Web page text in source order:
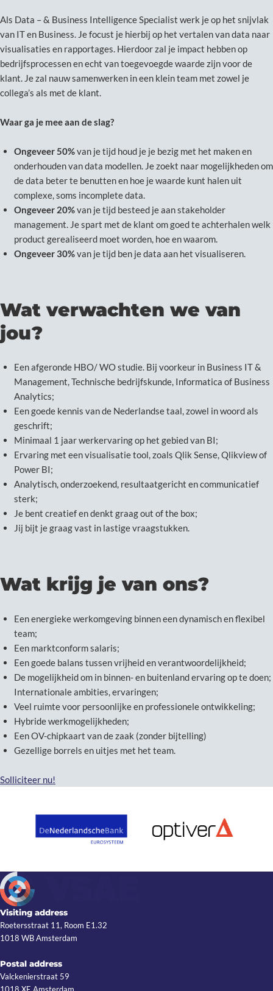
Als Data – & Business Intelligence Specialist werk je op het snijvlak
van IT en Business. Je focust je hierbij op het vertalen van data naar
visualisaties en rapportages. Hierdoor zal je impact hebben op
bedrijfsprocessen en echt van toegevoegde waarde zijn voor de
klant. Je zal nauw samenwerken in een klein team met zowel je
collega’s als met de klant.
Waar ga je mee aan de slag?
Ongeveer 50%van je tijd houd je je bezig met het maken en
onderhouden van data modellen. Je zoekt naar mogelijkheden om
de data beter te benutten en hoe je waarde kunt halen uit
complexe, soms incomplete data.
Ongeveer 20%van je tijd besteed je aan stakeholder
management. Je spart met de klant om goed te achterhalen welk
product gerealiseerd moet worden, hoe en waarom.
Ongeveer 30%van je tijd ben je data aan het visualiseren.
Wat verwachten we van
jou?
Een afgeronde HBO/ WO studie. Bij voorkeur in Business IT &
Management, Technische bedrijfskunde, Informatica of Business
Analytics;
Een goede kennis van de Nederlandse taal, zowel in woord als
geschrift;
Minimaal 1 jaar werkervaring op het gebied van BI;
Ervaring met een visualisatie tool, zoals Qlik Sense, Qlikview of
Power BI;
Analytisch, onderzoekend, resultaatgericht en communicatief
sterk;
Je bent creatief en denkt graag out of the box;
Jij bijt je graag vast in lastige vraagstukken.
Wat krijg je van ons?
Een energieke werkomgeving binnen een dynamisch en flexibel
team;
Een marktconform salaris;
Een goede balans tussen vrijheid en verantwoordelijkheid;
De mogelijkheid om in binnen- en buitenland ervaring op te doen;
Internationale ambities, ervaringen;
Veel ruimte voor persoonlijke en professionele ontwikkeling;
Hybride werkmogelijkheden;
Een OV-chipkaart van de zaak (zonder bijtelling)
Gezellige borrels en uitjes met het team.
Solliciteer nu!
Visiting address
Roetersstraat 11, Room E1.32
1018 WB Amsterdam
Postal address
Valckenierstraat 59
1018 XE Amsterdam